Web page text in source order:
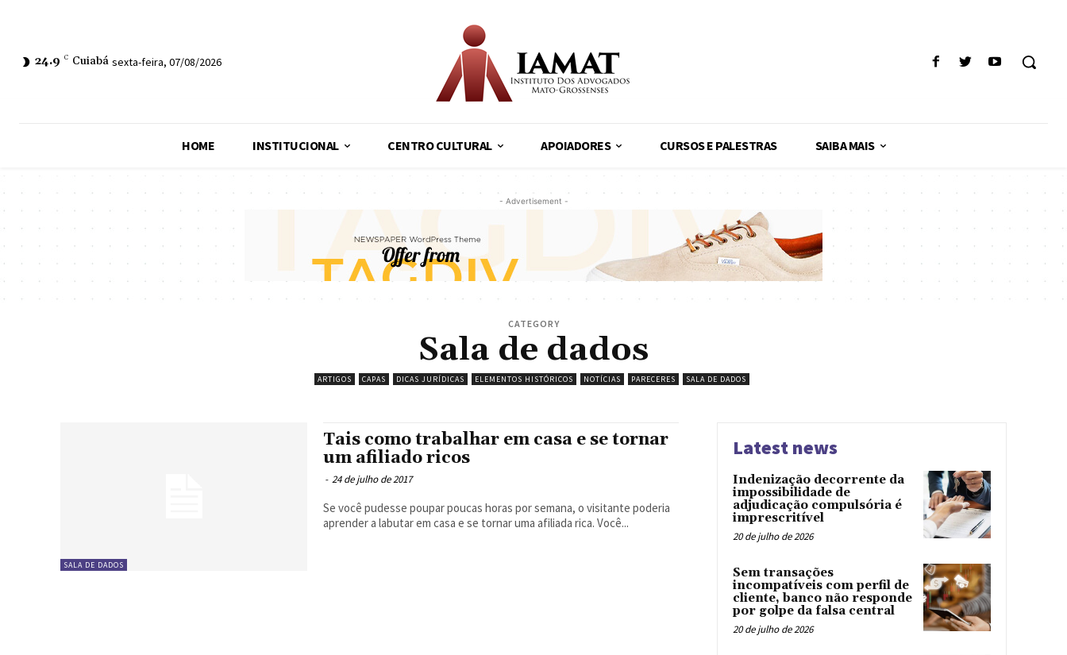
24.9 C Cuiabá sexta-feira, 07/08/2026
HOME INSTITUCIONAL CENTRO CULTURAL APOIADORES CURSOS E PALESTRAS SAIBA MAIS
- Advertisement -
CATEGORY
Sala de dados
ARTIGOS CAPAS DICAS JURÍDICAS ELEMENTOS HISTÓRICOS NOTÍCIAS PARECERES SALA DE DADOS
SALA DE DADOS
Tais como trabalhar em casa e se tornar
um afiliado ricos
- 24 de julho de 2017
Se você pudesse poupar poucas horas por semana, o visitante poderia
aprender a labutar em casa e se tornar uma afiliada rica. Você...
Latest news
Indenização decorrente da
impossibilidade de
adjudicação compulsória é
imprescritível
20 de julho de 2026
Sem transações
incompatíveis com perfil de
cliente, banco não responde
por golpe da falsa central
20 de julho de 2026